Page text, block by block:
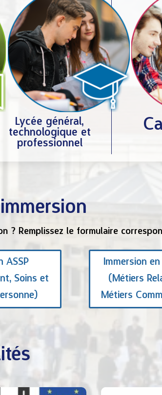
Lycée général,
technologique et
professionnel
? Remplissez le formulaire
ASSP
Soins et
Immersion
(Métiers
Métiers